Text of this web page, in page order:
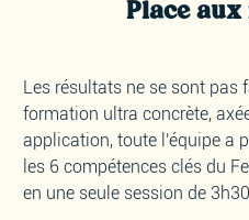
Place
Les résultats ne se sont pas
formation ultra concrète,
application, toute l'équipe a
les 6 compétences clés du
en une seule session de